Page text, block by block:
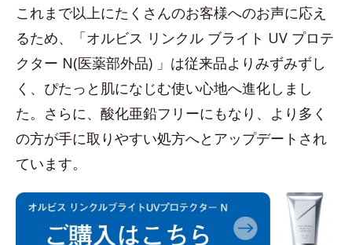
これまで以上にたくさんのお客様へのお声に応え
るため、「オルビス リンクル ブライト UV プロテ
クター N(医薬部外品) 」は従来品よりみずみずし
く、ぴたっと肌になじむ使い心地へ進化しまし
た。さらに、酸化亜鉛フリーにもなり、より多く
の方が手に取りやすい処方へとアップデートされ
ています。